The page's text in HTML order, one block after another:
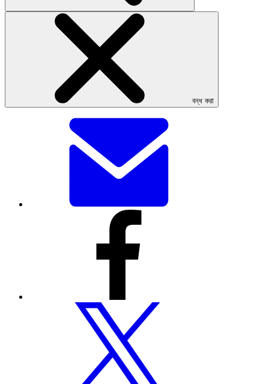
বন্ধ করা